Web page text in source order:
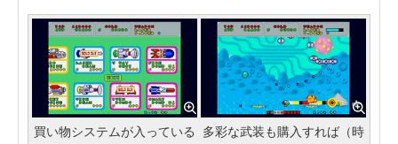
買い物システムが入っている
多彩な武装も購入すれば（時